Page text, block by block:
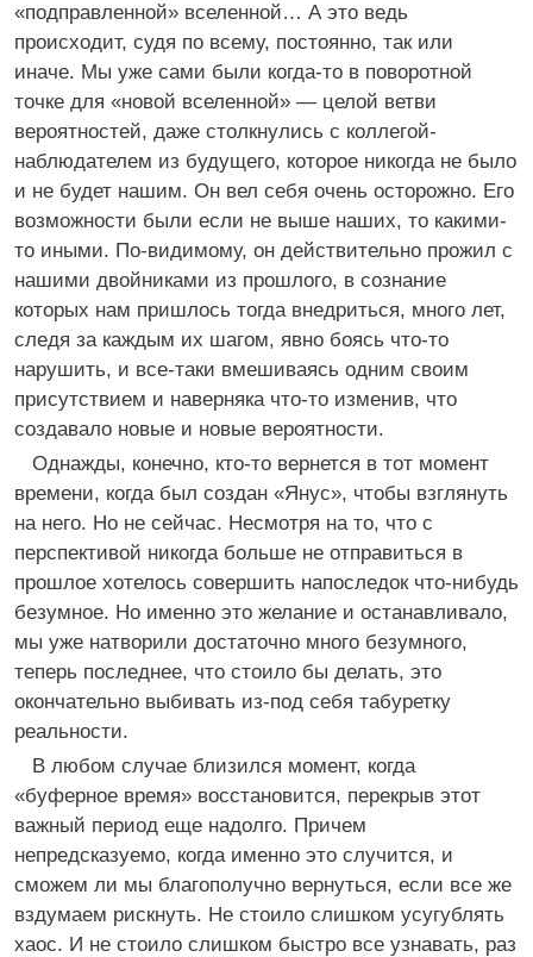
«подправленной» вселенной… А это ведь
происходит, судя по всему, постоянно, так или
иначе. Мы уже сами были когда-то в поворотной
точке для «новой вселенной» — целой ветви
вероятностей, даже столкнулись с коллегой-
наблюдателем из будущего, которое никогда не было
и не будет нашим. Он вел себя очень осторожно. Его
возможности были если не выше наших, то какими-
то иными. По-видимому, он действительно прожил с
нашими двойниками из прошлого, в сознание
которых нам пришлось тогда внедриться, много лет,
следя за каждым их шагом, явно боясь что-то
нарушить, и все-таки вмешиваясь одним своим
присутствием и наверняка что-то изменив, что
создавало новые и новые вероятности.
Однажды, конечно, кто-то вернется в тот момент
времени, когда был создан «Янус», чтобы взглянуть
на него. Но не сейчас. Несмотря на то, что с
перспективой никогда больше не отправиться в
прошлое хотелось совершить напоследок что-нибудь
безумное. Но именно это желание и останавливало,
мы уже натворили достаточно много безумного,
теперь последнее, что стоило бы делать, это
окончательно выбивать из-под себя табуретку
реальности.
В любом случае близился момент, когда
«буферное время» восстановится, перекрыв этот
важный период еще надолго. Причем
непредсказуемо, когда именно это случится, и
сможем ли мы благополучно вернуться, если все же
вздумаем рискнуть. Не стоило слишком усугублять
хаос. И не стоило слишком быстро все узнавать, раз